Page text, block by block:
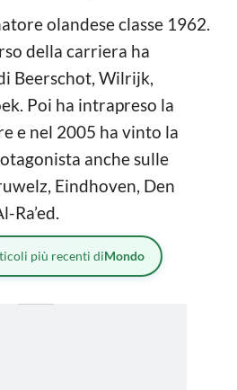
olandese classe 1962.
della carriera ha
Beerschot, Wilrijk,
Poi ha intrapreso la
e nel 2005 ha vinto la
anche sulle
Eindhoven, Den
Ra’ed.
più recenti diMondo